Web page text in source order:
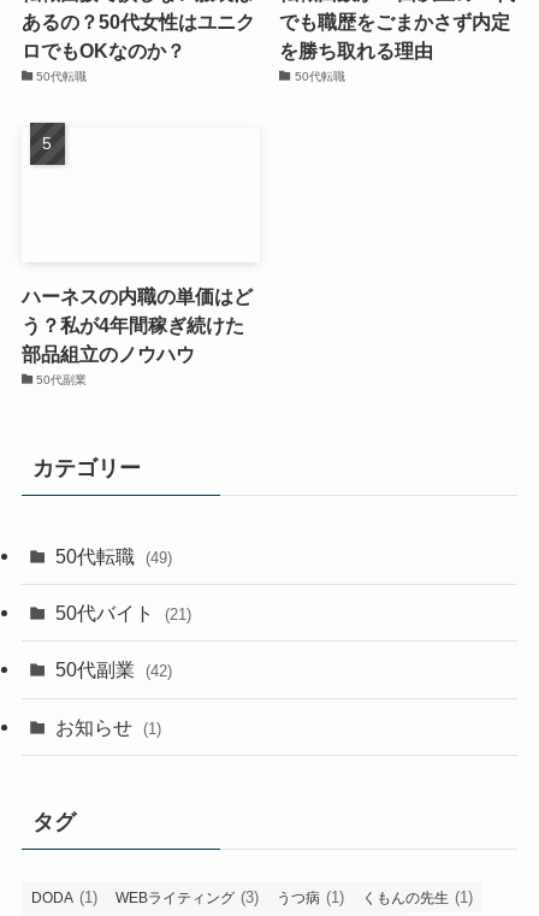
あるの？50代女性はユニク
ロでもOKなのか？
50代転職
でも職歴をごまかさず内定
を勝ち取れる理由
50代転職
ハーネスの内職の単価はど
う？私が4年間稼ぎ続けた
部品組立のノウハウ
50代副業
カテゴリー
50代転職 (49)
50代バイト (21)
50代副業 (42)
お知らせ (1)
タグ
DODA (1) WEBライティング (3) うつ病 (1) くもんの先生 (1)